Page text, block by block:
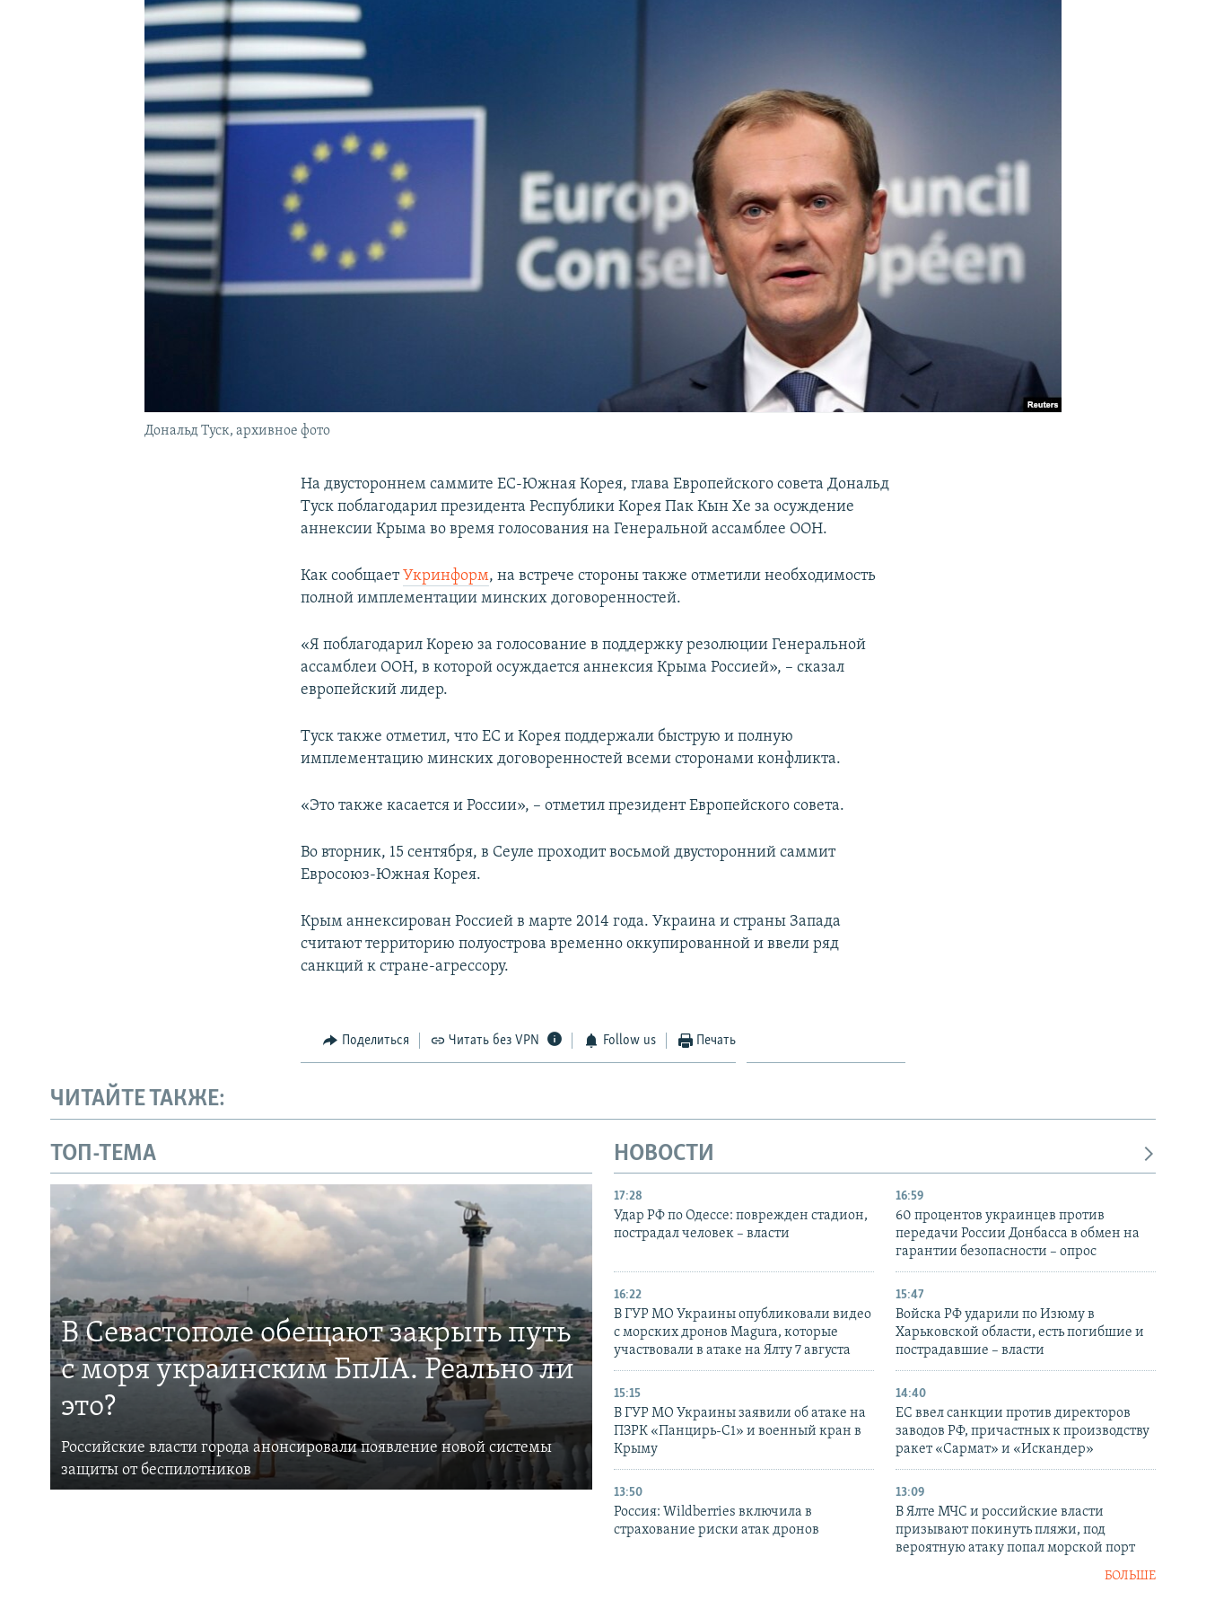
УКРАИНСКАЯ ПРОБЛЕМА КРЫМА
Дональд Туск, архивное фото
На двустороннем саммите ЕС-Южная Корея, глава Европейского совета Дональд
Туск поблагодарил президента Республики Корея Пак Кын Хе за осуждение
аннексии Крыма во время голосования на Генеральной ассамблее ООН.
Как сообщаетУкринформ, на встрече стороны также отметили необходимость
полной имплементации минских договоренностей.
«Я поблагодарил Корею за голосование в поддержку резолюции Генеральной
ассамблеи ООН, в которой осуждается аннексия Крыма Россией», – сказал
европейский лидер.
Туск также отметил, что ЕС и Корея поддержали быструю и полную
имплементацию минских договоренностей всеми сторонами конфликта.
«Это также касается и России», – отметил президент Европейского совета.
Во вторник, 15 сентября, в Сеуле проходит восьмой двусторонний саммит
Евросоюз-Южная Корея.
Крым аннексирован Россией в марте 2014 года. Украина и страны Запада
считают территорию полуострова временно оккупированной и ввели ряд
санкций к стране-агрессору.
Поделиться Читать без VPN Follow us Печать
ЧИТАЙТЕ ТАКЖЕ:
ТОП-ТЕМА
В Севастополе обещают закрыть путь
с моря украинским БпЛА. Реально ли
это?
Российские власти города анонсировали появление новой системы
защиты от беспилотников
НОВОСТИ
17:28
Удар РФ по Одессе: поврежден стадион,
пострадал человек – власти
16:59
60 процентов украинцев против
передачи России Донбасса в обмен на
гарантии безопасности – опрос
16:22
В ГУР МО Украины опубликовали видео
с морских дронов Magura, которые
участвовали в атаке на Ялту 7 августа
15:47
Войска РФ ударили по Изюму в
Харьковской области, есть погибшие и
пострадавшие – власти
15:15
В ГУР МО Украины заявили об атаке на
ПЗРК «Панцирь-С1» и военный кран в
Крыму
14:40
ЕС ввел санкции против директоров
заводов РФ, причастных к производству
ракет «Сармат» и «Искандер»
13:50
Россия: Wildberries включила в
страхование риски атак дронов
13:09
В Ялте МЧС и российские власти
призывают покинуть пляжи, под
вероятную атаку попал морской порт
БОЛЬШЕ